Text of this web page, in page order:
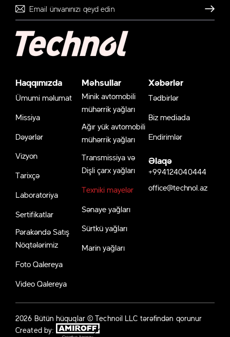
Göndər
Haqqımızda
Ümumi məlumat
Missiya
Dəyərlər
Vizyon
Tarixçə
Laboratoriya
Sertifikatlar
Pərakəndə Satış
Nöqtələrimiz
Foto Qalereya
Video Qalereya
Məhsullar
Minik avtomobili
mühərrik yağları
Ağır yük avtomobili
mühərrik yağları
Transmissiya və
Dişli çarx yağları
Texniki mayelər
Sənaye yağları
Sürtkü yağları
Marin yağları
Xəbərlər
Tədbirlər
Biz mediada
Endirimlər
Əlaqə
+994124040444
office@technol.az
2026 Bütün hüquqlar © Technoil LLC tərəfindən qorunur
Created by: